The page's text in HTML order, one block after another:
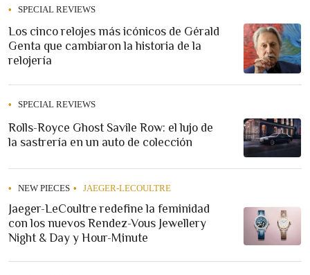
SPECIAL REVIEWS
Los cinco relojes más icónicos de Gérald
Genta que cambiaron la historia de la
relojería
SPECIAL REVIEWS
Rolls-Royce Ghost Savile Row: el lujo de
la sastrería en un auto de colección
NEW PIECES JAEGER-LECOULTRE
Jaeger-LeCoultre redefine la feminidad
con los nuevos Rendez-Vous Jewellery
Night & Day y Hour-Minute